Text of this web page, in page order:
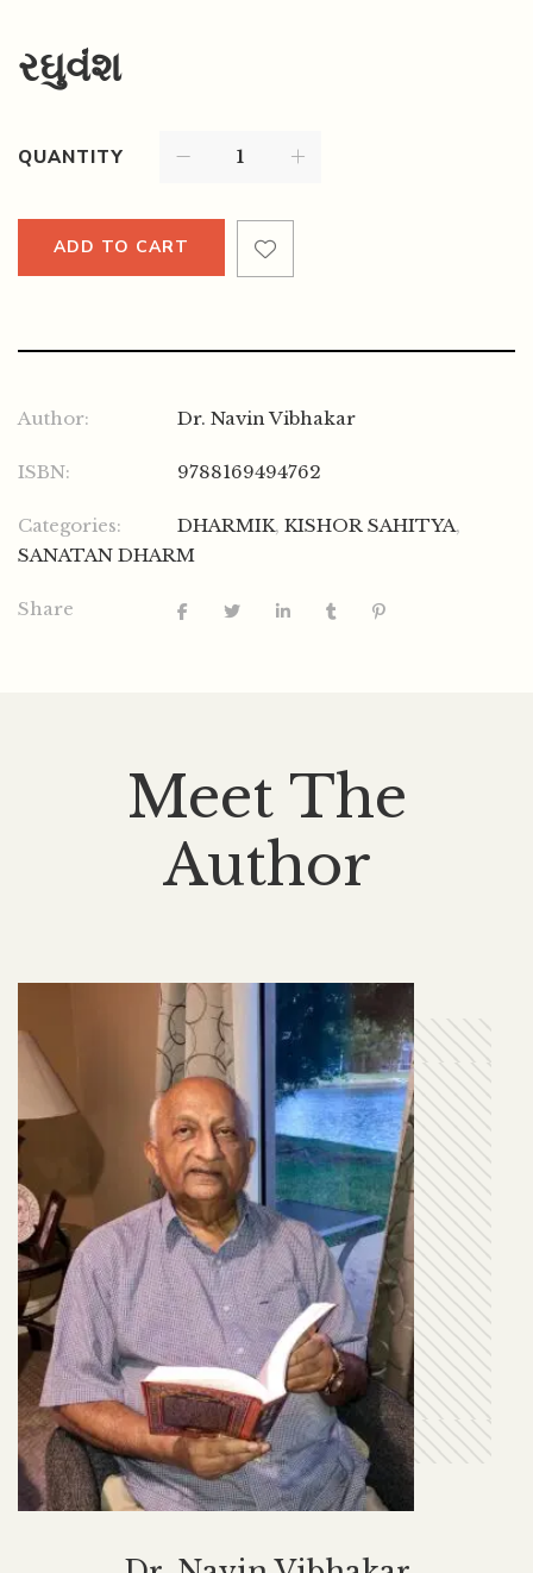
રઘુવંંશ
QUANTITY
ADD TO CART
Author: Dr. Navin Vibhakar
ISBN: 9788169494762
Categories: DHARMIK, KISHOR SAHITYA,
SANATAN DHARM
Share
Meet The
Author